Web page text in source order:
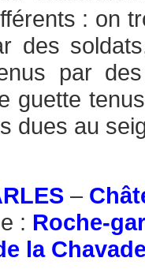
: on
des
par
guette
dues au
–
: Roche-
la